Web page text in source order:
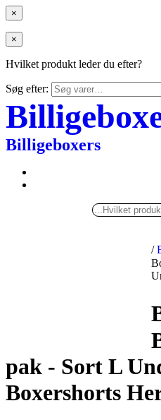
×
×
Hvilket produkt leder du efter?
Søg efter:
Billigeboxers
/
pak - Sort L
Boxershorts